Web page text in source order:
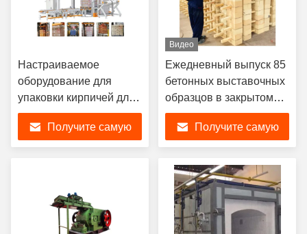
Настраиваемое
оборудование для
упаковки кирпичей для
распространенных
неисправностей и
других
ПВХ-пленка
Получите самую
Видео
Ежедневный выпуск 85
бетонных выставочных
образцов в закрытом
помещении для
выдержки с высокой
влажностью
Получите самую